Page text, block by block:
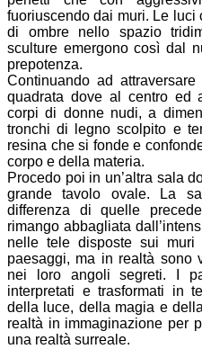
fuoriuscendo dai muri. Le
di ombre nello spazio
sculture emergono così dal
prepotenza.
Continuando ad
quadrata dove al centro ed
corpi di donne nudi, a
tronchi di legno scolpito e
resina che si fonde e
corpo e della materia.
Procedo poi in un’altra sala
grande tavolo ovale. La
differenza di quelle
rimango abbagliata
nelle tele disposte sui
paesaggi, ma in realtà sono
nei loro angoli segreti. I
interpretati e trasformati in
della luce, della magia e
realtà in immaginazione per
una realtà surreale.